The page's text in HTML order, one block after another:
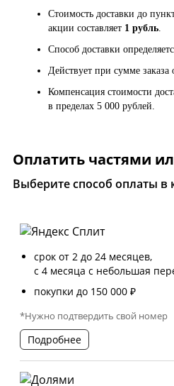
Стоимость доставки до
акции составляет 1 рубль.
Способ доставки
Действует при сумме заказа
Компенсация стоимости
в пределах 5 000 рублей.
Оплатить частями
Выберите способ оплаты в
срок от 2 до 24 месяцев,
с 4 месяца с небольшая
покупки до 150 000 ₽
*Нужно подтвердить свой номер
Подробнее